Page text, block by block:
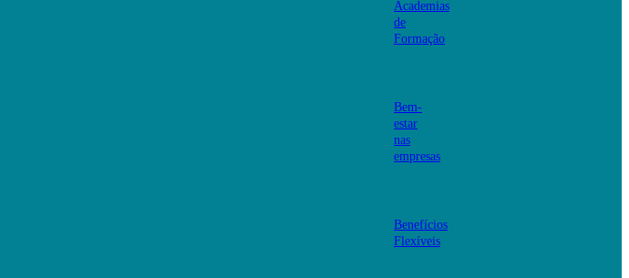
Academias
de
Formação
Bem-
estar
nas
empresas
Benefícios
Flexíveis